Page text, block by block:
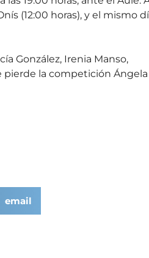
(12:00 horas), y el mismo
González, Irenia Manso,
pierde la competición Ángela